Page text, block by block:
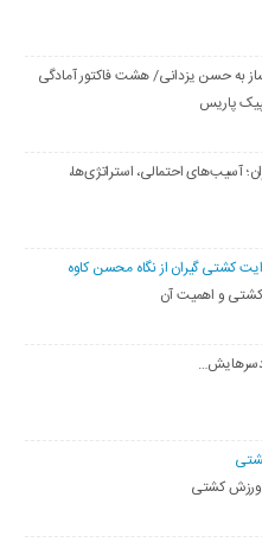
به حسن یزدانی/ هشت فاکتور آمادگی
پاریس
آسیب‌های احتمالی، استراتژی‌ها،
کشتی گیران از نگاه محسن کاوه
و اهمیت آن
ورزش کشتی